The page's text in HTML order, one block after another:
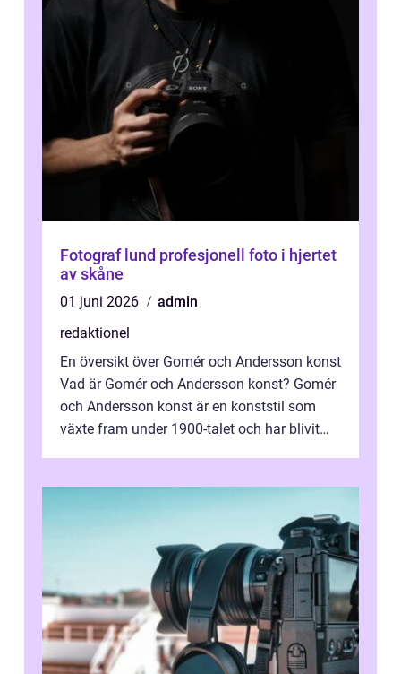
Fotograf lund profesjonell foto i hjertet
av skåne
01 juni 2026
admin
redaktionel
En översikt över Gomér och Andersson konst
Vad är Gomér och Andersson konst? Gomér
och Andersson konst är en konststil som
växte fram under 1900-talet och har blivit